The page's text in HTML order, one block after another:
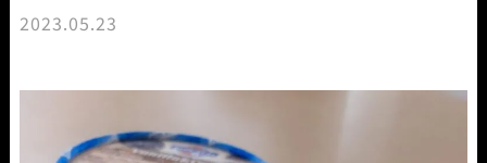
2023.05.23